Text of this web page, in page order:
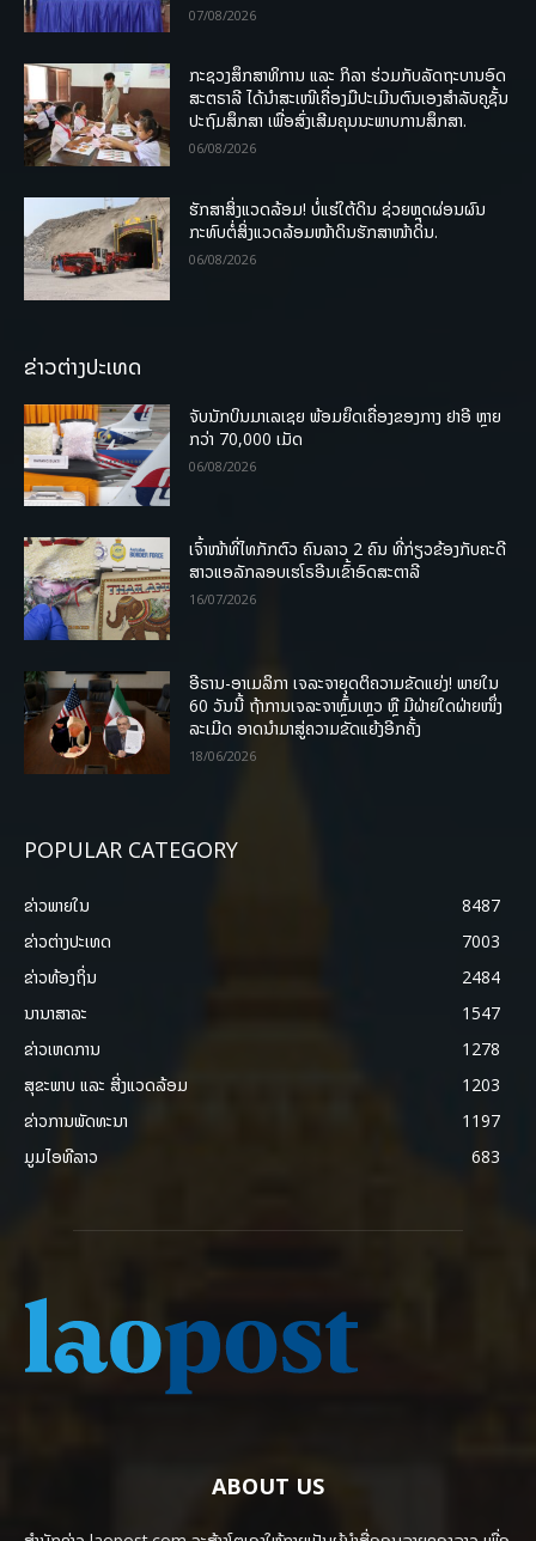
07/08/2026
ກະຊວງສຶກສາທິການ ແລະ ກິລາ ຮ່ວມກັບລັດຖະບານອົດ
ສະຕຣາລີ ໄດ້ນຳສະເໜີເຄື່ອງມືປະເມີນຕົນເອງສຳລັບຄູຊັ້ນ
ປະຖົມສຶກສາ ເພື່ອສົ່ງເສີມຄຸນນະພາບການສຶກສາ.
06/08/2026
ຮັກສາສິ່ງແວດລ້ອມ! ບໍ່ແຮ່ໃຕ້ດິນ ຊ່ວຍຫຼຸດຜ່ອນຜົນ
ກະທົບຕໍ່ສິ່ງແວດລ້ອມໜ້າດິນຮັກສາໜ້າດິນ.
06/08/2026
ຂ່າວຕ່າງປະເທດ
ຈັບນັກບິນມາເລເຊຍ ພ້ອມຍຶດເຄື່ອງຂອງກາງ ຢາອີ ຫຼາຍ
ກວ່າ 70,000 ເມັດ
06/08/2026
ເຈົ້າໜ້າທີ່ໄທກັກຕົວ ຄົນລາວ 2 ຄົນ ທີ່ກ່ຽວຂ້ອງກັບຄະດີ
ສາວແອລັກລອບເຮໂຣອີນເຂົ້າອົດສະຕາລີ
16/07/2026
ອີຣານ-ອາເມລິກາ ເຈລະຈາຍຸດຕິຄວາມຂັດແຍ່ງ! ພາຍໃນ
60 ວັນນີ້ ຖ້າການເຈລະຈາຫຼົ້ມເຫຼວ ຫຼື ມີຝ່າຍໃດຝ່າຍໜຶ່ງ
ລະເມີດ ອາດນໍາມາສູ່ຄວາມຂັດແຍ້ງອີກຄັ້ງ
18/06/2026
POPULAR CATEGORY
ຂ່າວພາຍ​ໃນ
8487
ຂ່າວຕ່າງປະເທດ
7003
ຂ່າວທ້ອງຖິ່ນ
2484
ນານາສາລະ
1547
ຂ່າວເຫດການ
1278
ສຸຂະພາບ ແລະ ສີ່ງແວດລ້ອມ
1203
ຂ່າວການພັດທະນາ
1197
ມູມໄອທີລາວ
683
ABOUT US